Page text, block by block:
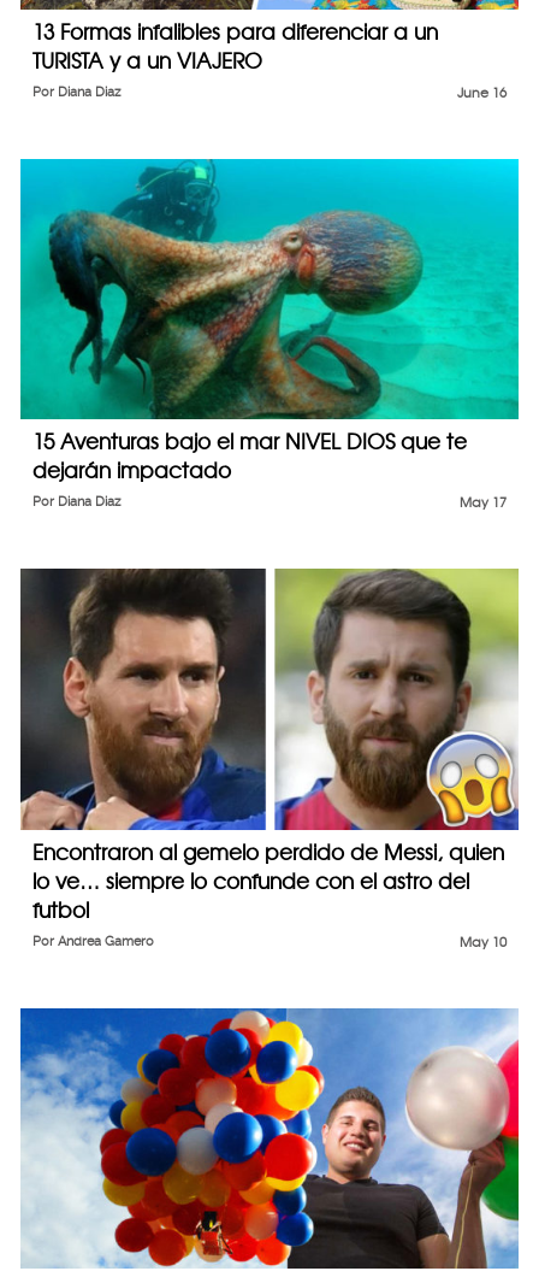
13 Formas infalibles para diferenciar a un
TURISTA y a un VIAJERO
June 16
Por Diana Diaz
15 Aventuras bajo el mar NIVEL DIOS que te
dejarán impactado
May 17
Por Diana Diaz
Encontraron al gemelo perdido de Messi, quien
lo ve… siempre lo confunde con el astro del
futbol
May 10
Por Andrea Gamero